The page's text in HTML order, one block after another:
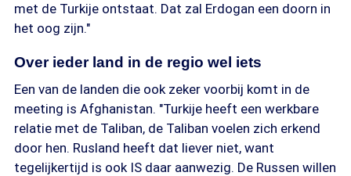
met de Turkije ontstaat. Dat zal Erdogan een doorn in
het oog zijn."
Over ieder land in de regio wel iets
Een van de landen die ook zeker voorbij komt in de
meeting is Afghanistan. "Turkije heeft een werkbare
relatie met de Taliban, de Taliban voelen zich erkend
door hen. Rusland heeft dat liever niet, want
tegelijkertijd is ook IS daar aanwezig. De Russen willen